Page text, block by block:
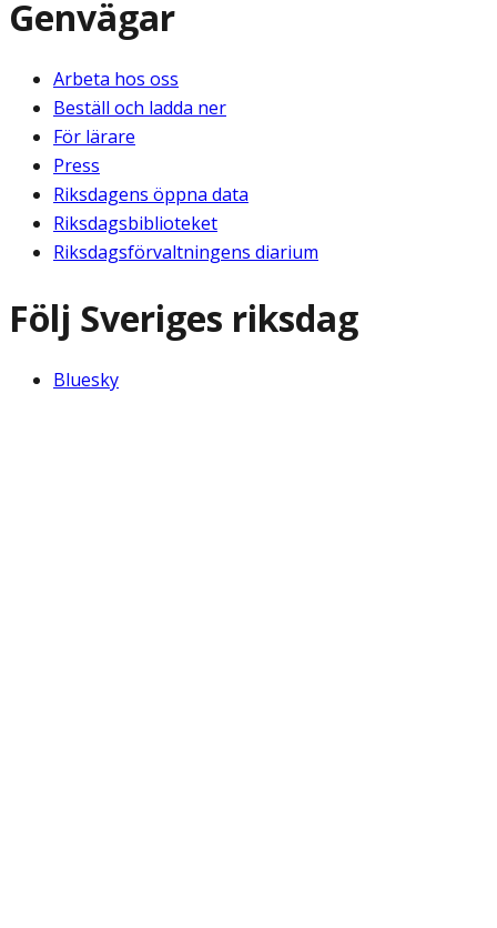
Genvägar
Arbeta hos oss
Beställ och ladda ner
För lärare
Press
Riksdagens öppna data
Riksdagsbiblioteket
Riksdagsförvaltningens diarium
Följ Sveriges riksdag
Bluesky